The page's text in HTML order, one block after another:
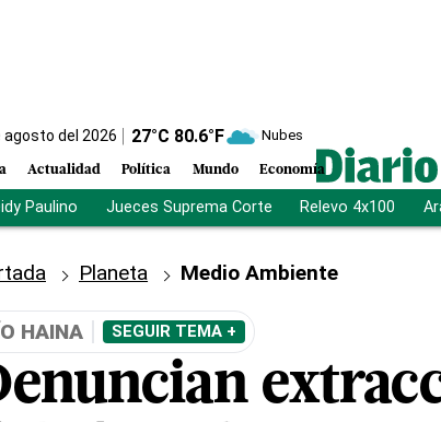
agosto del 2026 27°C 80.6°F Nubes
Actualidad Política Mundo Economía
Paulino Jueces Suprema Corte Relevo 4x100
Planeta Medio Ambiente
HAINA SEGUIR TEMA +